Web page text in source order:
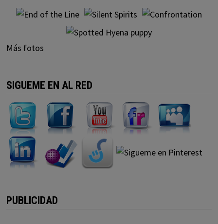
Más fotos
SIGUEME EN AL RED
PUBLICIDAD